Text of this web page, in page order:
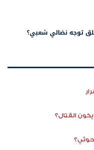
توجه نضالي شعبي؟
القتال؟